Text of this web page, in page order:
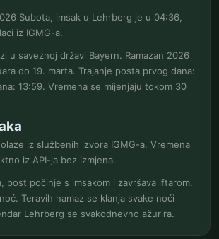
Subota, imsak u Lehrberg je u 04:36,
iz IGMG-a.
u saveznoj državi Bayern. Ramazan 2026
do 19. marta. Trajanje posta prvog dana:
13:59. Vremena se mijenjaju tokom 30
iz službenih izvora IGMG-a. Vremena
iz API-ja bez izmjena.
post počinje s imsakom i završava iftarom.
Teravih namaz se klanja svake noći
Lehrberg se svakodnevno ažurira.